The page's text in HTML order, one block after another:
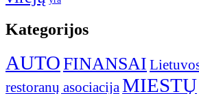
Kategorijos
AUTOFINANSAI
restoranų asociacijaMIESTŲ